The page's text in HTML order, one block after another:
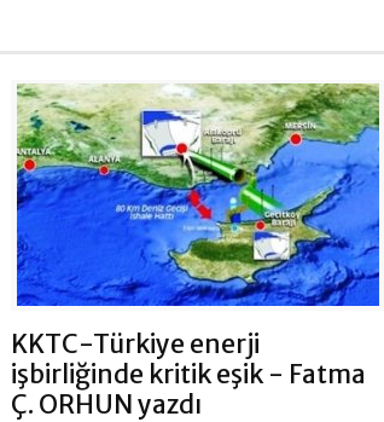
KKTC-Türkiye enerji
işbirliğinde kritik eşik - Fatma
Ç. ORHUN yazdı